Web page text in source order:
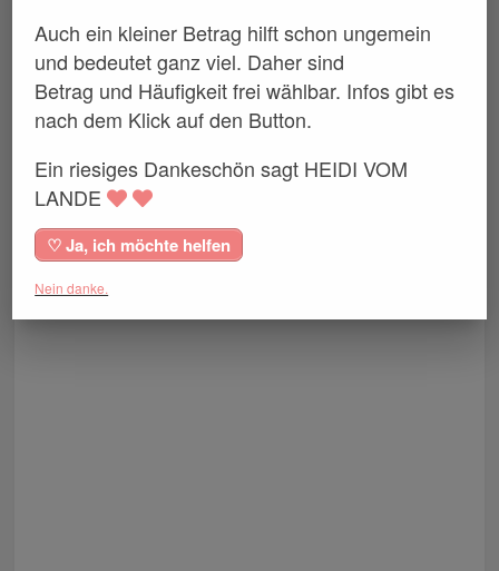
Auch ein kleiner Betrag hilft schon ungemein
und bedeutet ganz viel. Daher sind
Betrag und Häufigkeit frei wählbar. Infos gibt es
nach dem Klick auf den Button.
Ein riesiges Dankeschön sagt HEIDI VOM
LANDE
♡ Ja, ich möchte helfen
Nein danke.